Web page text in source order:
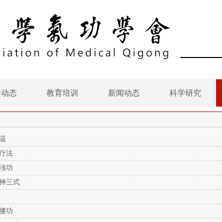
态 教育培训 新闻动态 科学研究
法
功
三式
功